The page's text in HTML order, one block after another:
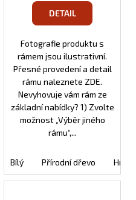
DETAIL
Fotografie produktu s
rámem jsou ilustrativní.
Přesné provedení a detail
rámu naleznete ZDE.
Nevyhovuje vám rám ze
základní nabídky? 1) Zvolte
možnost „Výběr jiného
rámu“,...
Bílý Přírodní dřevo